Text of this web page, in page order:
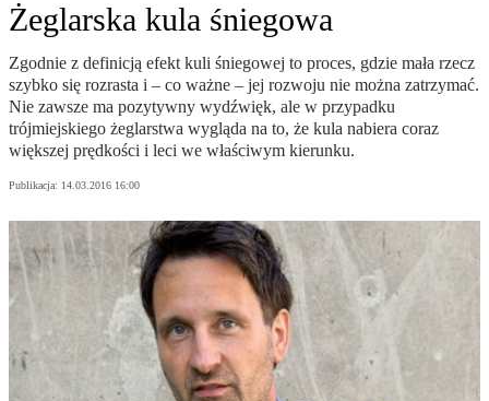
Żeglarska kula śniegowa
Zgodnie z definicją efekt kuli śniegowej to proces, gdzie mała rzecz
szybko się rozrasta i – co ważne – jej rozwoju nie można zatrzymać.
Nie zawsze ma pozytywny wydźwięk, ale w przypadku
trójmiejskiego żeglarstwa wygląda na to, że kula nabiera coraz
większej prędkości i leci we właściwym kierunku.
Publikacja: 14.03.2016 16:00